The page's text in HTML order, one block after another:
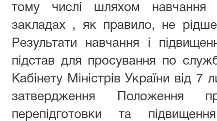
тому числі шляхом навчання
закладах , як правило, не
Результати навчання і
підстав для просування по
Кабінету Міністрів України від
затвердження Положення
перепідготовки та